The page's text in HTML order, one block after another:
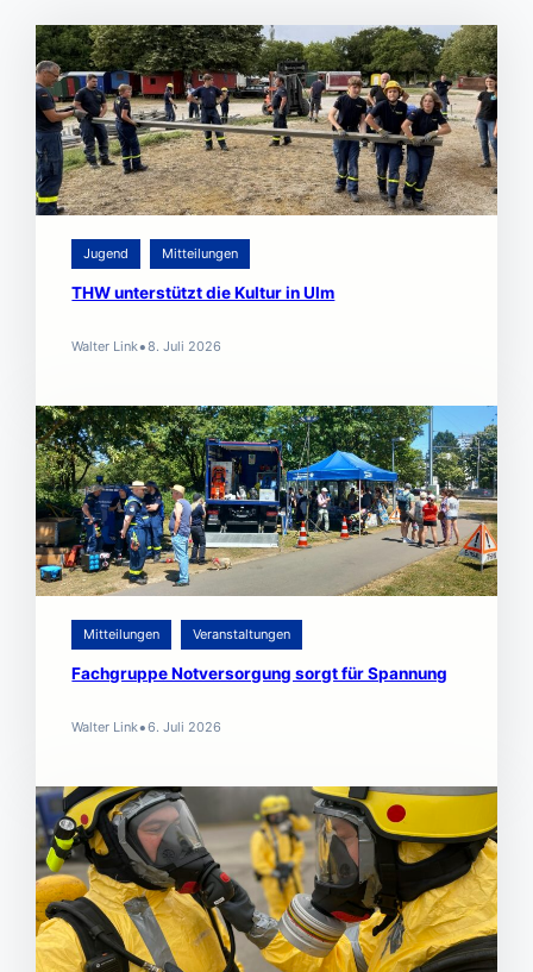
Jugend Mitteilungen
THW unterstützt die Kultur in Ulm
Walter Link•8. Juli 2026
Mitteilungen Veranstaltungen
Fachgruppe Notversorgung sorgt für Spannung
Walter Link•6. Juli 2026